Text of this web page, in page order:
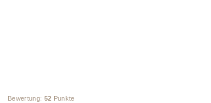
Bewertung: 52 Punkte